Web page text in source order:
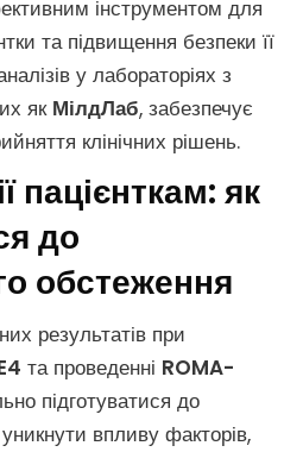
інструментом для
та підвищення безпеки її
у лабораторіях з
як МілдЛаб, забезпечує
клінічних рішень.
пацієнткам: як
до
обстеження
результатів при
та проведенні ROMA-
підготуватися до
впливу факторів,